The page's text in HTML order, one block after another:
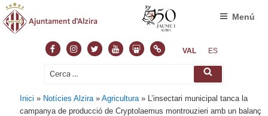
FacebookInstagram
TwitterYoutubeSlideshare
NormasVAL ES
Cerca: Cerca
Menú
Inici » Notícies Alzira »Agricultura » L’insectari municipal tanca la
campanya de producció de Cryptolaemus montrouzieri amb un balanç